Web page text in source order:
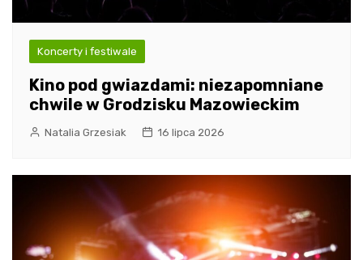
Koncerty i festiwale
Kino pod gwiazdami: niezapomniane
chwile w Grodzisku Mazowieckim
Natalia Grzesiak 16 lipca 2026